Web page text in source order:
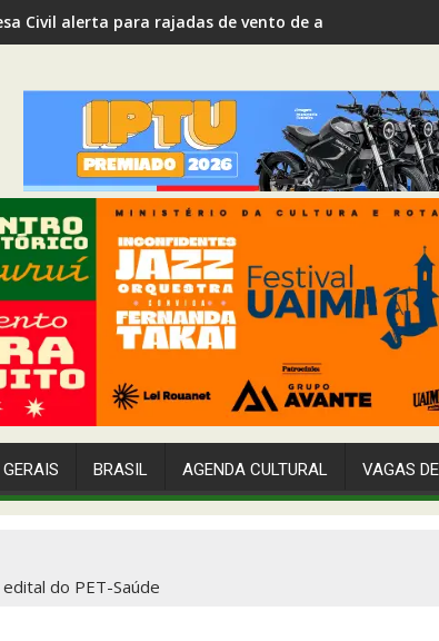
Civil alerta para rajadas de vento de até 80 km/h em
BRASIL AGENDA CULTURAL VAGAS
do PET-Saúde